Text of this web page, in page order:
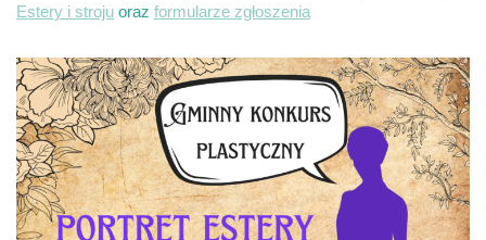
Estery i stroju oraz formularze zgłoszenia